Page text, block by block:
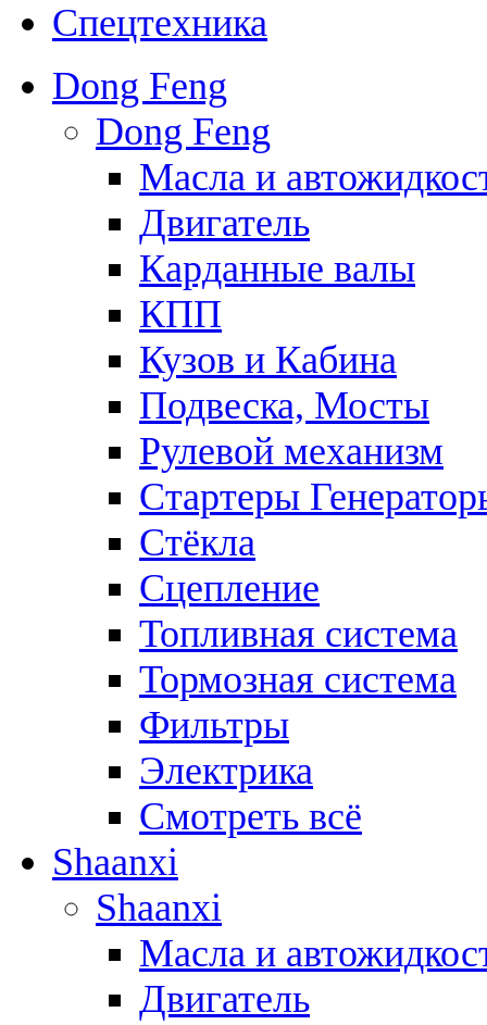
Спецтехника
Dong Feng
Dong Feng
Масла и
Двигатель
Карданные валы
КПП
Кузов и Кабина
Подвеска, Мосты
Рулевой механизм
Стартеры
Стёкла
Сцепление
Топливная система
Тормозная система
Фильтры
Электрика
Смотреть всё
Shaanxi
Shaanxi
Масла и
Двигатель